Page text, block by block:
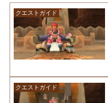
クエストガイド
クエストガイド